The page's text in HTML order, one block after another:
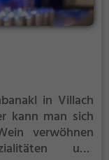
in Villach
kann man sich
verwöhnen
und